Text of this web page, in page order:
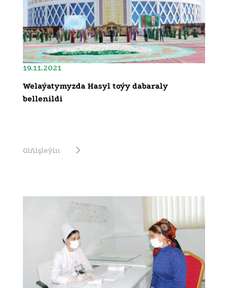
19.11.2021
Welaýatymyzda Hasyl toýy dabaraly
bellenildi
Giňişleýin